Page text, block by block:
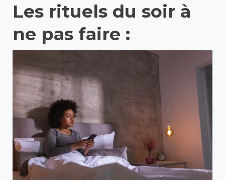
Les rituels du soir à
ne pas faire :